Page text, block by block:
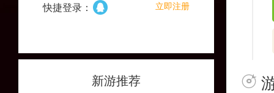
立即注册
快捷登录：
新游推荐